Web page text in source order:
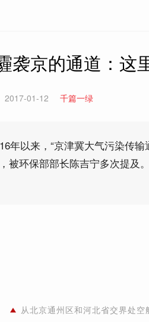
袭京的通道：这
2017-01-12 千篇一绿
年以来，“京津冀大气污染传
被环保部部长陈吉宁多次提及。
从北京通州区和河北省交界处空